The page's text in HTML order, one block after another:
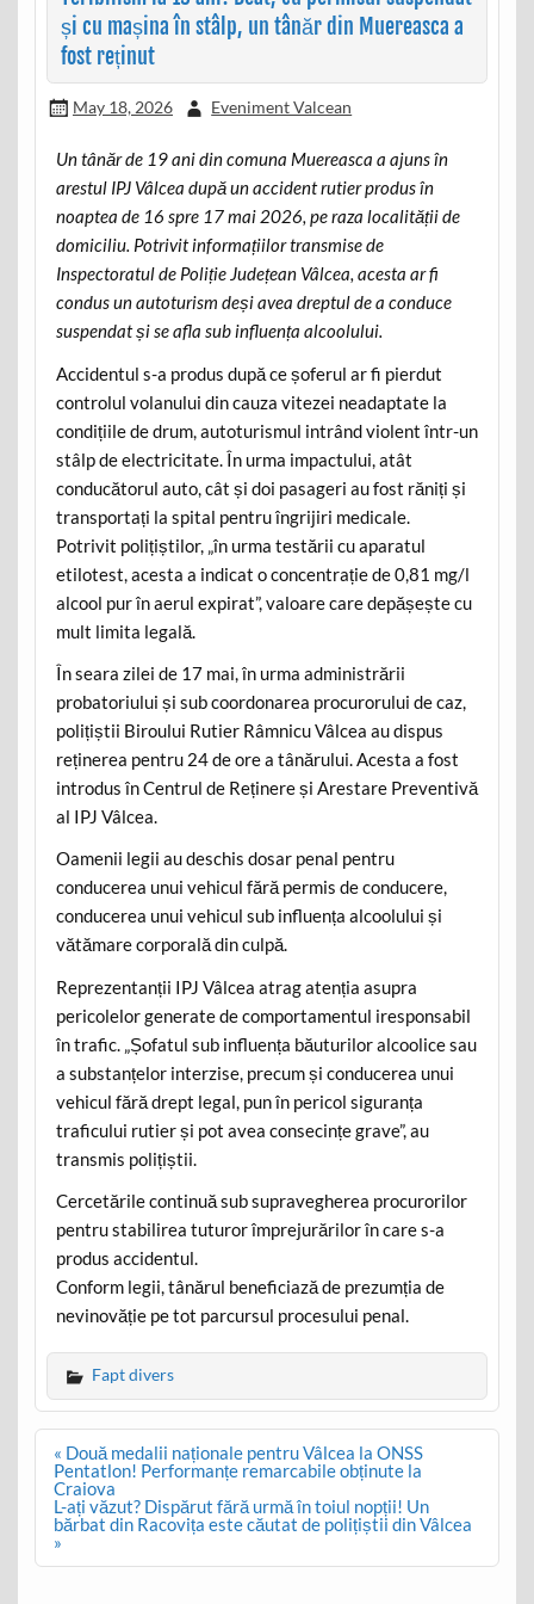
și cu mașina în stâlp, un tânăr din Muereasca a
fost reținut
May 18, 2026 Eveniment Valcean
Un tânăr de 19 ani din comuna Muereasca a ajuns în
arestul IPJ Vâlcea după un accident rutier produs în
noaptea de 16 spre 17 mai 2026, pe raza localității de
domiciliu. Potrivit informațiilor transmise de
Inspectoratul de Poliție Județean Vâlcea, acesta ar fi
condus un autoturism deși avea dreptul de a conduce
suspendat și se afla sub influența alcoolului.
Accidentul s-a produs după ce șoferul ar fi pierdut
controlul volanului din cauza vitezei neadaptate la
condițiile de drum, autoturismul intrând violent într-un
stâlp de electricitate. În urma impactului, atât
conducătorul auto, cât și doi pasageri au fost răniți și
transportați la spital pentru îngrijiri medicale.
Potrivit polițiștilor, „în urma testării cu aparatul
etilotest, acesta a indicat o concentrație de 0,81 mg/l
alcool pur în aerul expirat”, valoare care depășește cu
mult limita legală.
În seara zilei de 17 mai, în urma administrării
probatoriului și sub coordonarea procurorului de caz,
polițiștii Biroului Rutier Râmnicu Vâlcea au dispus
reținerea pentru 24 de ore a tânărului. Acesta a fost
introdus în Centrul de Reținere și Arestare Preventivă
al IPJ Vâlcea.
Oamenii legii au deschis dosar penal pentru
conducerea unui vehicul fără permis de conducere,
conducerea unui vehicul sub influența alcoolului și
vătămare corporală din culpă.
Reprezentanții IPJ Vâlcea atrag atenția asupra
pericolelor generate de comportamentul iresponsabil
în trafic. „Șofatul sub influența băuturilor alcoolice sau
a substanțelor interzise, precum și conducerea unui
vehicul fără drept legal, pun în pericol siguranța
traficului rutier și pot avea consecințe grave”, au
transmis polițiștii.
Cercetările continuă sub supravegherea procurorilor
pentru stabilirea tuturor împrejurărilor în care s-a
produs accidentul.
Conform legii, tânărul beneficiază de prezumția de
nevinovăție pe tot parcursul procesului penal.
Fapt divers
Post
navigation
« Două medalii naționale pentru Vâlcea la ONSS
Pentatlon! Performanțe remarcabile obținute la
Craiova
L-ați văzut? Dispărut fără urmă în toiul nopții! Un
bărbat din Racovița este căutat de polițiștii din Vâlcea
»